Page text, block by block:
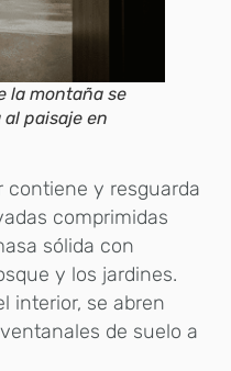
la montaña se
paisaje en
contiene y resguarda
comprimidas
sólida con
y los jardines.
interior, se abren
de suelo a